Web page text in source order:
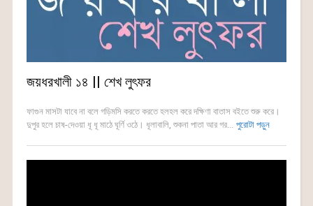
জয়ধরখালী ১৪ || শেখ লুৎফর
ফাগুন মাসটা যাবে না বলে গড়িমসি করতে করতে হলহল করে দক্ষিণা বাতাস বইতে শুরু করে।
দুপুর হলে চাষ-দেওয়া ধূ ধূ মাঠে ঘূর্ণি ওঠে। ধূলাবালি, শুকনা পাতা আর গর... পুরোটা পড়ুন